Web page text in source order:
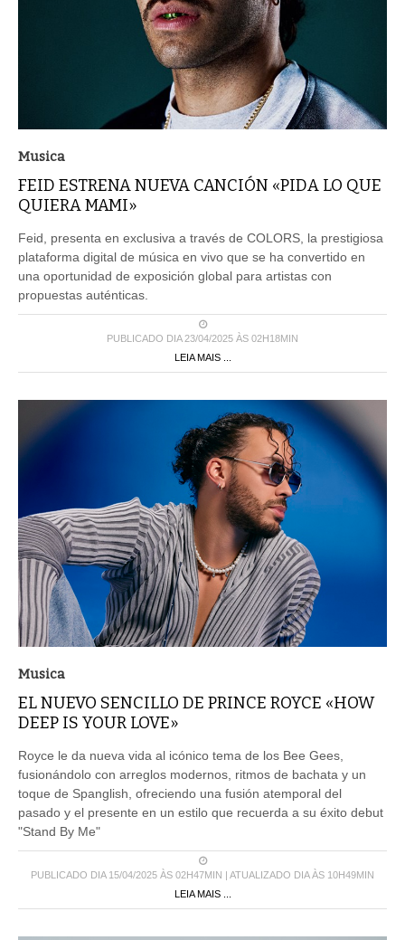
Musica
FEID ESTRENA NUEVA CANCIÓN «PIDA LO QUE
QUIERA MAMI»
Feid, presenta en exclusiva a través de COLORS, la prestigiosa
plataforma digital de música en vivo que se ha convertido en
una oportunidad de exposición global para artistas con
propuestas auténticas.
PUBLICADO DIA 23/04/2025 ÀS 02H18MIN
LEIA MAIS ...
Musica
EL NUEVO SENCILLO DE PRINCE ROYCE «HOW
DEEP IS YOUR LOVE»
Royce le da nueva vida al icónico tema de los Bee Gees,
fusionándolo con arreglos modernos, ritmos de bachata y un
toque de Spanglish, ofreciendo una fusión atemporal del
pasado y el presente en un estilo que recuerda a su éxito debut
"Stand By Me"
PUBLICADO DIA 15/04/2025 ÀS 02H47MIN | ATUALIZADO DIA ÀS 10H49MIN
LEIA MAIS ...